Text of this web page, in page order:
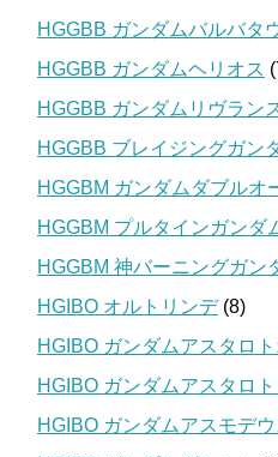
HGGBB ガンダムバルバタ
HGGBB ガンダムヘリオス
HGGBB ガンダムリヴラン
HGGBB ブレイジングガン
HGGBM ガンダムダブルオ
HGGBM プルタインガンダ
HGGBM 神バーニングガン
HGIBO オルトリンデ(8)
HGIBO ガンダムアスタロ
HGIBO ガンダムアスタロ
HGIBO ガンダムアスモデウ